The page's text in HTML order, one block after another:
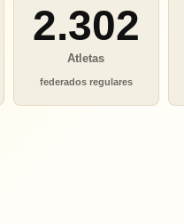
2.302
Atletas
federados regulares